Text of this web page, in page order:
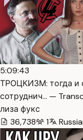
5:09:43
ТРОЦКИЗМ: тогда и
сотруднич… —
лиза фукс
36,738
1